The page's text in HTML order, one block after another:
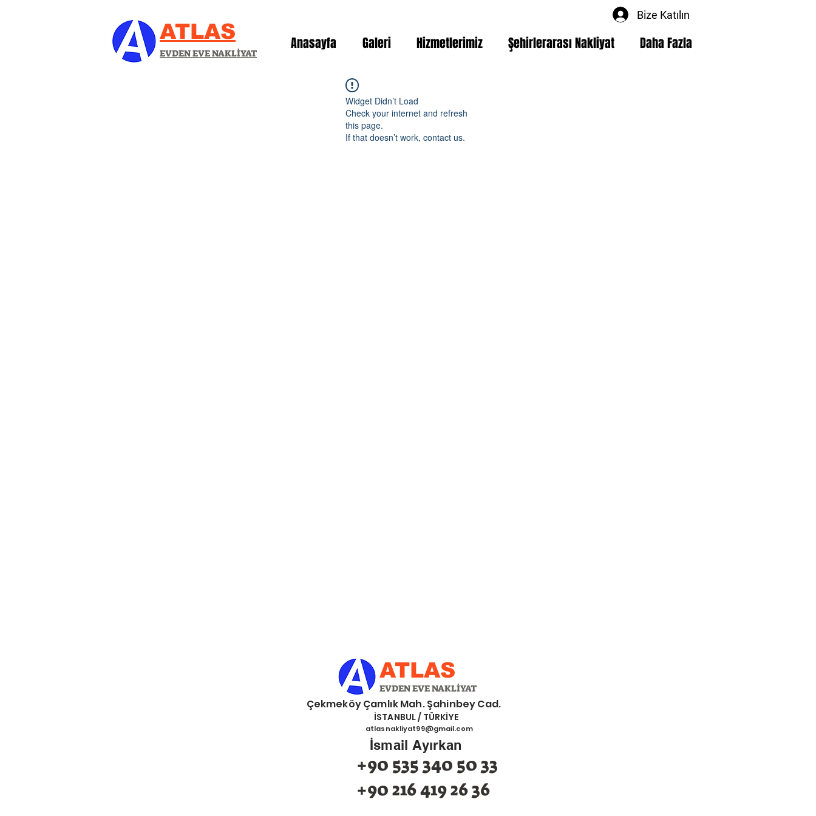
ATLAS
EVDEN EVE NAKLİYAT
Anasayfa Galeri Hizmetlerimiz Şehirlerarası Nakliyat Daha Fazla
Bize Katılın
Widget Didn’t Load
Check your internet and refresh
this page.
If that doesn’t work, contact us.
ATLAS
EVDEN EVE NAKLİYAT
Çekmeköy Çamlık Mah. Şahinbey Cad.
İSTANBUL / TÜRKİYE
atlasnakliyat99@gmail.com
İsmail Ayırkan
+90 535 340 50 33
+90 216 419 26 36